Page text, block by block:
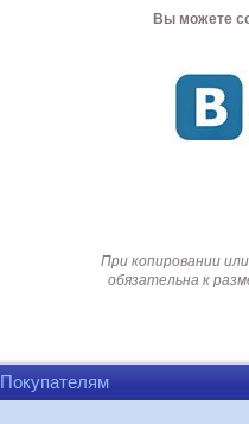
Вы можете
При копировании
обязательна к
Покупателям